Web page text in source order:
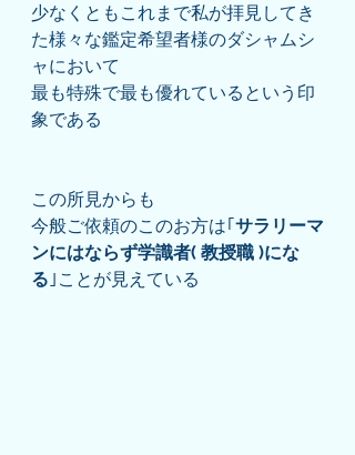
少なくともこれまで私が拝見してき
た様々な鑑定希望者様のダシャムシ
ャにおいて
最も特殊で最も優れているという印
象である
この所見からも
今般ご依頼のこのお方は｢サラリーマ
ンにはならず学識者( 教授職 )にな
る ｣ことが見えている